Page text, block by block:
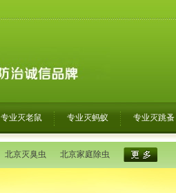
专业灭老鼠 专业灭蚂蚁 专业灭跳蚤
北京灭臭虫 北京家庭除虫